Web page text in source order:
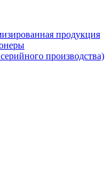
продукция
производства)